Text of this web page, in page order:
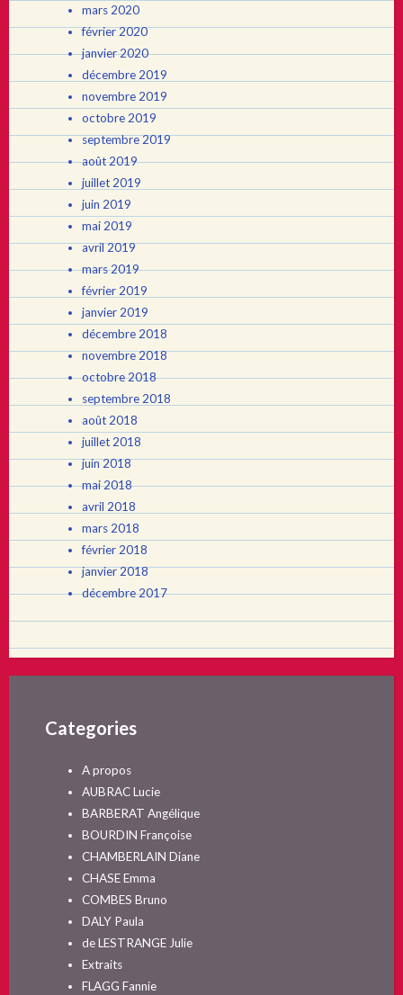
mars 2020
février 2020
janvier 2020
décembre 2019
novembre 2019
octobre 2019
septembre 2019
août 2019
juillet 2019
juin 2019
mai 2019
avril 2019
mars 2019
février 2019
janvier 2019
décembre 2018
novembre 2018
octobre 2018
septembre 2018
août 2018
juillet 2018
juin 2018
mai 2018
avril 2018
mars 2018
février 2018
janvier 2018
décembre 2017
Categories
A propos
AUBRAC Lucie
BARBERAT Angélique
BOURDIN Françoise
CHAMBERLAIN Diane
CHASE Emma
COMBES Bruno
DALY Paula
de LESTRANGE Julie
Extraits
FLAGG Fannie